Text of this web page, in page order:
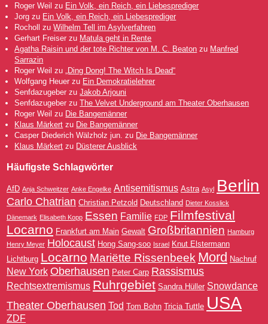
Roger Weil zu Ein Volk, ein Reich, ein Liebesprediger
Jorg zu Ein Volk, ein Reich, ein Liebesprediger
Rocholl
zuWilhelm Tell im Asylverfahren
Gerhart Freiser zu Matula geht in Rente
Agatha Raisin und der tote Richter von M. C. Beaton zu Manfred
Sarrazin
Roger Weil zu
„Ding Dong! The Witch Is Dead“
Wolfgang Heuer zu Ein Demokratielehrer
Senfdazugeber zuJakob Arjouni
Senfdazugeber zuThe Velvet Underground am Theater Oberhausen
Roger Weil zu Die Bangemänner
Klaus Märkert zu Die Bangemänner
Casper Diederich Wälzholz jun. zu Die Bangemänner
Klaus Märkert zu Düsterer Ausblick
Häufigste Schlagwörter
AfD Anja Schweitzer Anke Engelke Antisemitismus Astra Asyl Berlin
Carlo Chatrian Christian Petzold Deutschland Dieter Kosslick
Dänemark Elisabeth Kopp Essen Familie FDP Filmfestival
Locarno Frankfurt am Main Gewalt Großbritannien Hamburg
Henry Meyer Holocaust Hong Sang-soo Israel Knut Elstermann
Lichtburg Locarno Mariëtte Rissenbeek Mord Nachruf
New York Oberhausen Peter Carp Rassismus
Rechtsextremismus Ruhrgebiet Sandra Hüller Snowdance
Theater Oberhausen Tod Tom Bohn Tricia Tuttle USA
ZDF